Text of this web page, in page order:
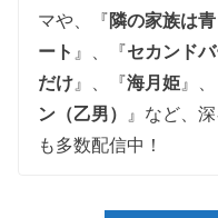
マや、『隣の家族は
ート 』、『セカンド
だけ 』、『海月姫 』
ン（乙男）
』など、
も多数配信中！